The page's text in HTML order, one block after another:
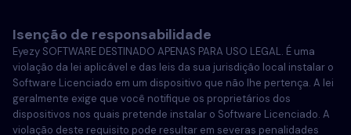
Português
Português
Polski
Isenção de responsabilidade
Eyezy SOFTWARE DESTINADO APENAS PARA USO LEGAL. É uma
violação da lei aplicável e das leis da sua jurisdição local instalar o
Software Licenciado em um dispositivo que não lhe pertença. A lei
geralmente exige que você notifique os proprietários dos
dispositivos nos quais pretende instalar o Software Licenciado. A
violação deste requisito pode resultar em severas penalidades